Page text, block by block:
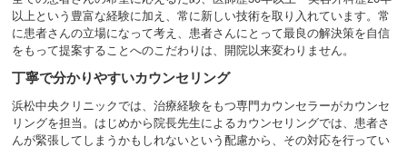
以上という豊富な経験に加え、常に新しい技術を取り入れています。常
に患者さんの立場になって考え、患者さんにとって最良の解決策を自信
をもって提案することへのこだわりは、開院以来変わりません。
丁寧で分かりやすいカウンセリング
浜松中央クリニックでは、治療経験をもつ専門カウンセラーがカウンセ
リングを担当。はじめから院長先生によるカウンセリングでは、患者さ
んが緊張してしまうかもしれないという配慮から、その対応を行ってい